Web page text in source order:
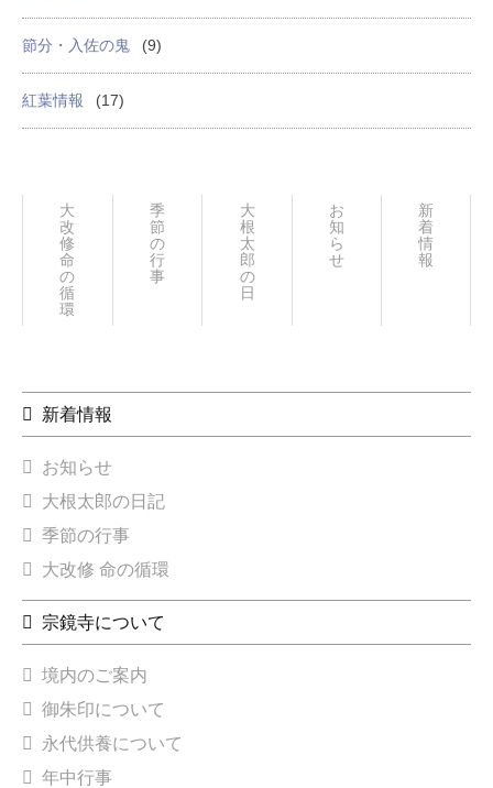
節分・入佐の鬼 (9)
紅葉情報 (17)
新
着
情
報
お
知
ら
せ
大
根
太
郎
の
日々
季
節
の
行
事
大
改
修
命
の
循
環
新着情報
お知らせ
大根太郎の日記
季節の行事
大改修 命の循環
宗鏡寺について
境内のご案内
御朱印について
永代供養について
年中行事